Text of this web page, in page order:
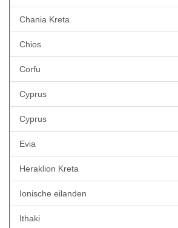
Chania Kreta
Chios
Corfu
Cyprus
Cyprus
Evia
Heraklion Kreta
Ionische eilanden
Ithaki